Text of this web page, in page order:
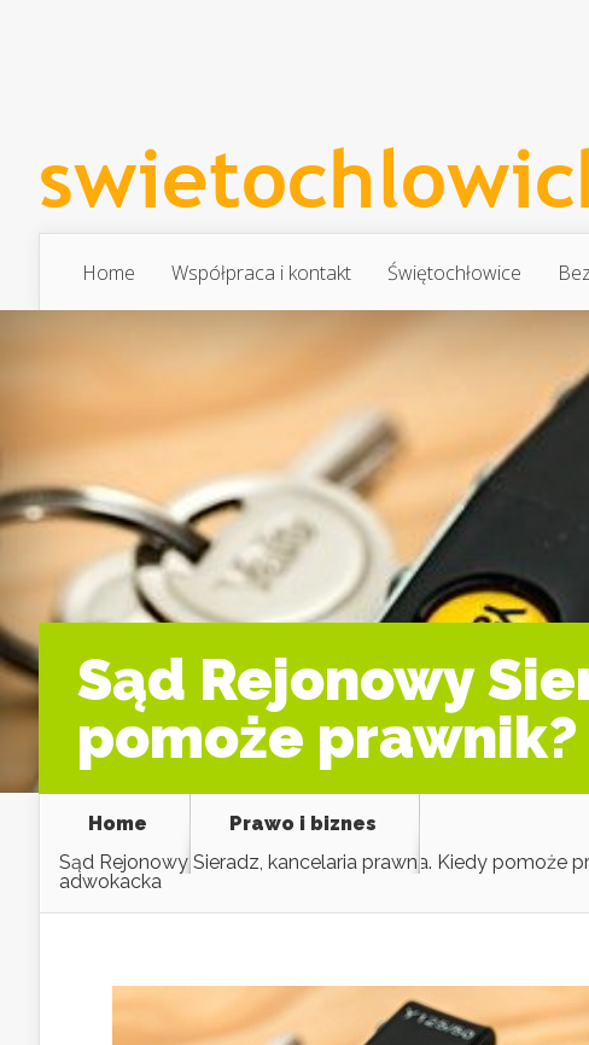
Home Współpraca i kontakt Świętochłowice
Sąd Rejonowy
pomoże
Home
Prawo i biznes
Sąd Rejonowy Sieradz, kancelaria prawna. Kiedy pomoże
adwokacka